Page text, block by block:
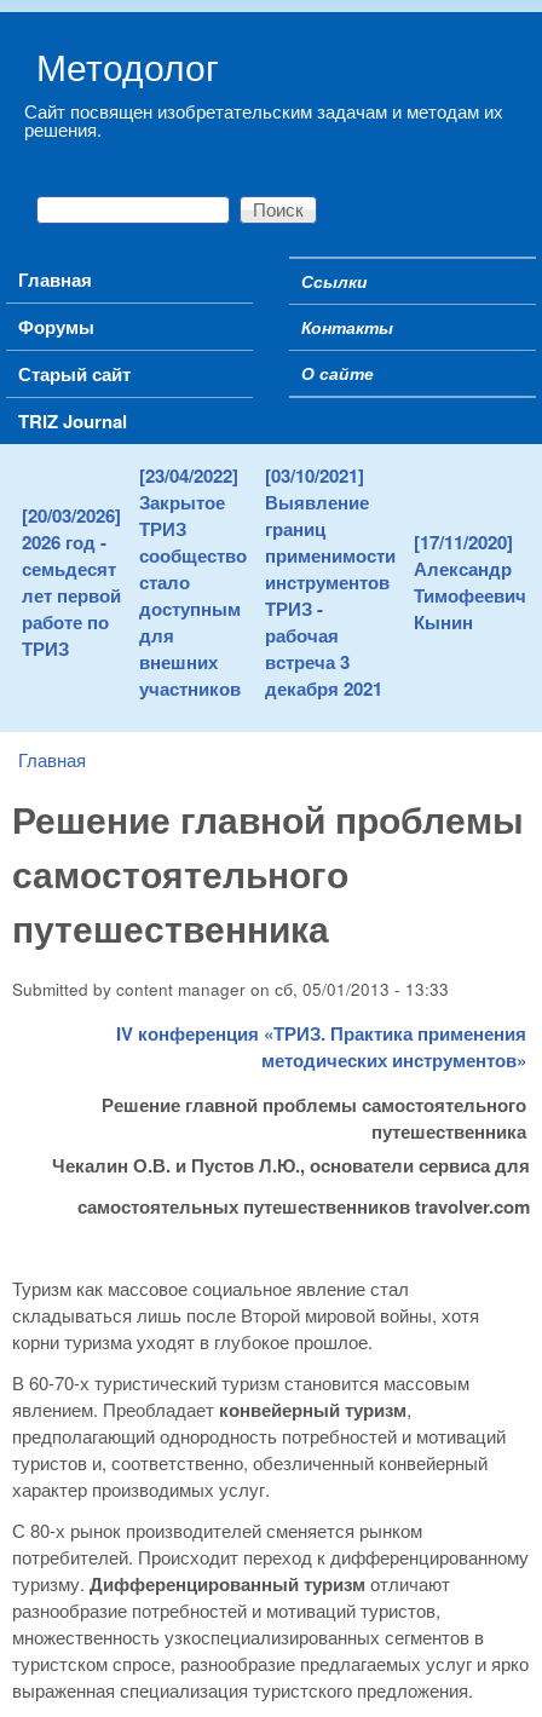
Методолог
Сайт посвящен изобретательским задачам и методам их
решения.
Форма поиска
Поиск
Main menu
Главная
Форумы
Старый сайт
TRIZ Journal
Secondary menu
Ссылки
Контакты
О сайте
[20/03/2026]
2026 год -
семьдесят
лет первой
работе по
ТРИЗ
[23/04/2022]
Закрытое
ТРИЗ
сообщество
стало
доступным
для
внешних
участников
[03/10/2021]
Выявление
границ
применимости
инструментов
ТРИЗ -
рабочая
встреча 3
декабря 2021
[17/11/2020]
Александр
Тимофеевич
Кынин
You are here
Главная
Решение главной проблемы
самостоятельного
путешественника
Submitted by content manager on сб, 05/01/2013 - 13:33
IV конференция «ТРИЗ. Практика применения
методических инструментов»
Решение главной проблемы самостоятельного
путешественника
Чекалин О.В. и Пустов Л.Ю., основатели сервиса для
самостоятельных путешественников travolver.com
Туризм как массовое социальное явление стал
складываться лишь после Второй мировой войны, хотя
корни туризма уходят в глубокое прошлое.
В 60-70-х туристический туризм становится массовым
явлением. Преобладает конвейерный туризм,
предполагающий однородность потребностей и мотиваций
туристов и, соответственно, обезличенный конвейерный
характер производимых услуг.
С 80-х рынок производителей сменяется рынком
потребителей. Происходит переход к дифференцированному
туризму. Дифференцированный туризм отличают
разнообразие потребностей и мотиваций туристов,
множественность узкоспециализированных сегментов в
туристском спросе, разнообразие предлагаемых услуг и ярко
выраженная специализация туристского предложения.